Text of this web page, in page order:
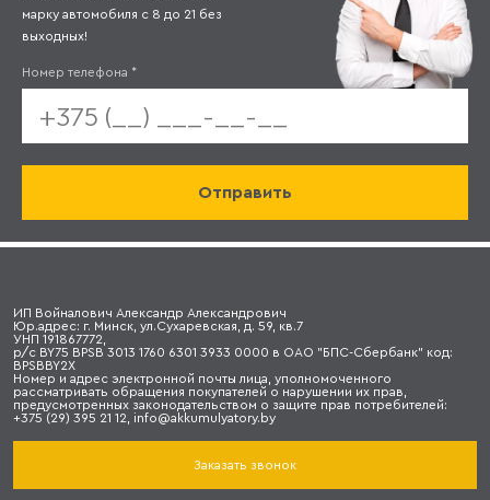
марку автомобиля с 8 до 21 без
выходных!
Номер телефона *
ИП Войналович Александр Александрович
Юр.адрес: г. Минск, ул.Сухаревская, д. 59, кв.7
УНП 191867772,
р/с BY75 BPSB 3013 1760 6301 3933 0000 в ОАО "БПС-Сбербанк" код:
BPSBBY2X
Номер и адрес электронной почты лица, уполномоченного
рассматривать обращения покупателей о нарушении их прав,
предусмотренных законодательством о защите прав потребителей:
+375 (29) 395 21 12, info@akkumulyatory.by
Заказать звонок